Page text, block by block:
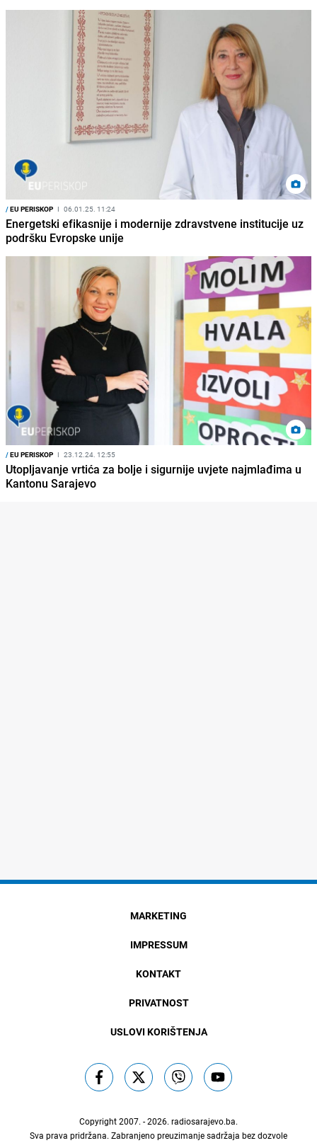
/EU PERISKOP I 06.01.25. 11:24
Energetski efikasnije i modernije zdravstvene institucije uz
podršku Evropske unije
/EU PERISKOP I 23.12.24. 12:55
Utopljavanje vrtića za bolje i sigurnije uvjete najmlađima u
Kantonu Sarajevo
MARKETING
IMPRESSUM
KONTAKT
PRIVATNOST
USLOVI KORIŠTENJA
Copyright 2007. - 2026. radiosarajevo.ba.
Sva prava pridržana. Zabranjeno preuzimanje sadržaja bez dozvole